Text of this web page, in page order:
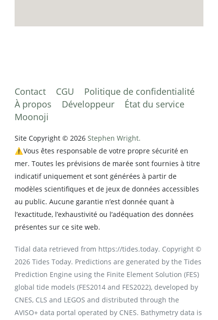
Contact CGU
Politique de confidentialité
À propos
Développeur
État du service
Moonoji
Site Copyright © 2026 Stephen Wright.
⚠️Vous êtes responsable de votre propre sécurité en
mer. Toutes les prévisions de marée sont fournies à titre
indicatif uniquement et sont générées à partir de
modèles scientifiques et de jeux de données accessibles
au public. Aucune garantie n’est donnée quant à
l’exactitude, l’exhaustivité ou l’adéquation des données
présentes sur ce site web.
Tidal data retrieved from https://tides.today. Copyright ©
2026 Tides Today. Predictions are generated by the Tides
Prediction Engine using the Finite Element Solution (FES)
global tide models (FES2014 and FES2022), developed by
CNES, CLS and LEGOS and distributed through the
AVISO+ data portal operated by CNES. Bathymetry data is